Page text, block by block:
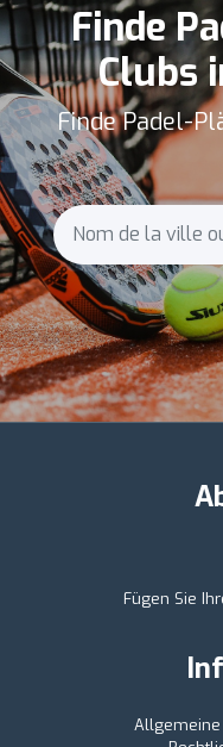
Finde
Clubs
Finde Padel-
Fügen Sie
Allgemeine